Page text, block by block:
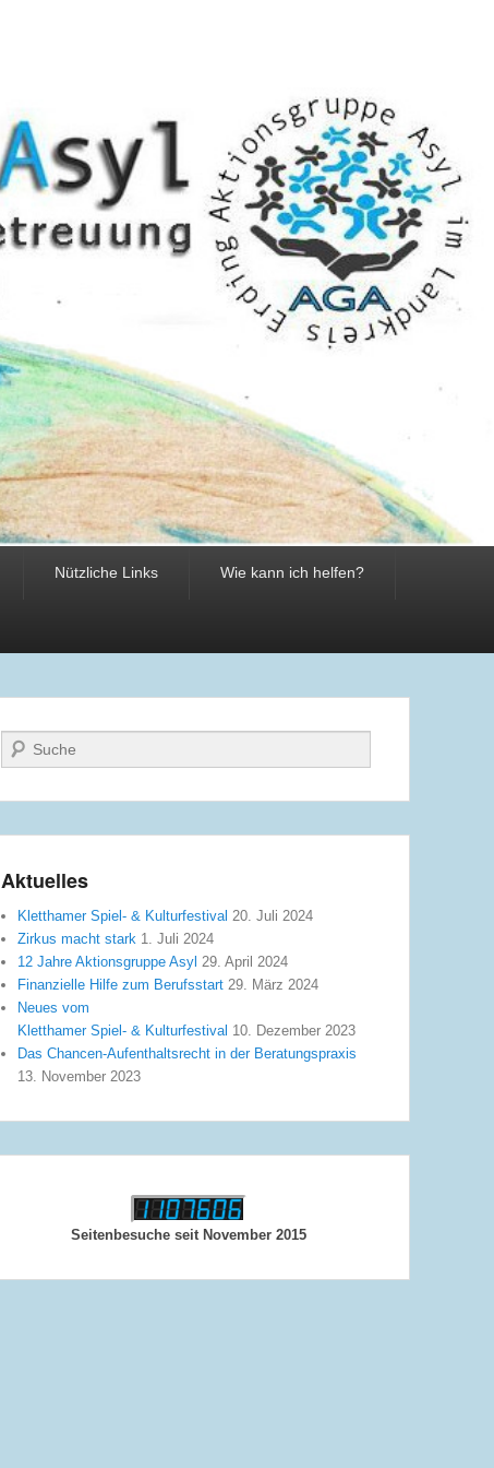
Nützliche Links Wie kann ich helfen?
Suche
Aktuelles
Kletthamer Spiel- & Kulturfestival 20. Juli 2024
Zirkus macht stark 1. Juli 2024
12 Jahre Aktionsgruppe Asyl 29. April 2024
Finanzielle Hilfe zum Berufsstart 29. März 2024
Neues vom
Kletthamer Spiel- & Kulturfestival 10. Dezember 2023
Das Chancen-Aufenthaltsrecht in der Beratungspraxis
13. November 2023
Seitenbesuche seit November 2015